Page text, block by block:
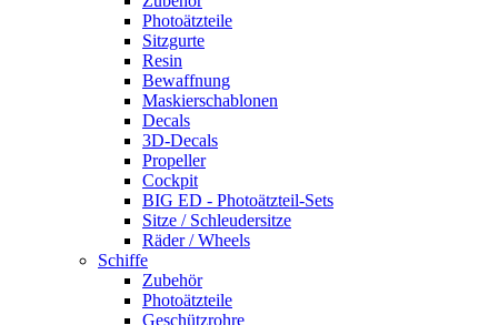
Photoätzteile
Sitzgurte
Resin
Bewaffnung
Maskierschablonen
Decals
3D-Decals
Propeller
Cockpit
BIG ED - Photoätzteil-Sets
Sitze / Schleudersitze
Räder / Wheels
Schiffe
Zubehör
Photoätzteile
Geschützrohre